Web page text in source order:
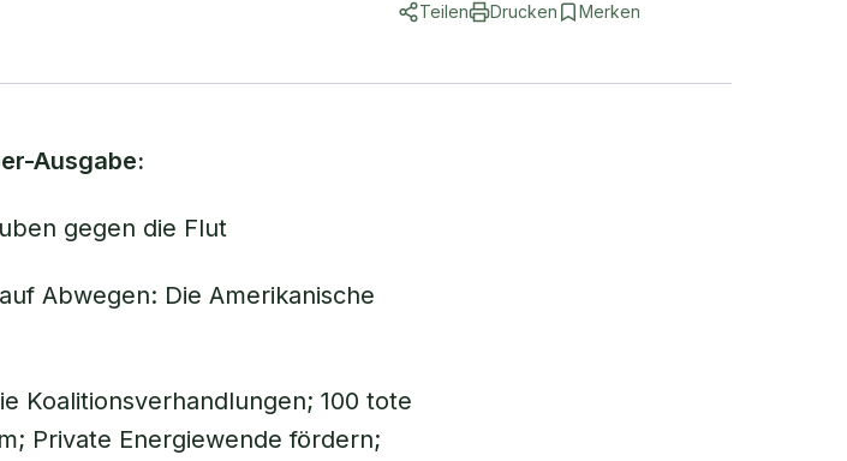
Teilen Drucken Merken
Ausgabe:
gegen die Flut
Abwegen: Die Amerikanische
Koalitionsverhandlungen; 100 tote
Private Energiewende fördern;